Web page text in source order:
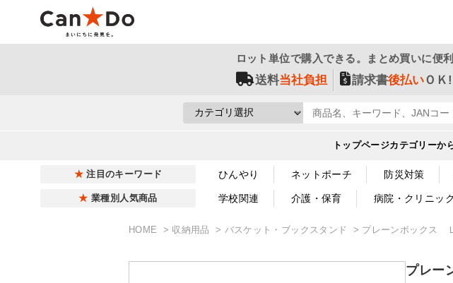
ロット単位で購入できる。まとめ買いに便
送料当社負担 請求書後払いＯＫ!
トップページカテゴリーか
注目のキーワード ひんやり ネットポーチ 防災対策
業種別人気商品 学校関連 介護・保育 病院・クリニック
HOME 収納用品 バスケット・ブックスタンド プレーンボックス
プレー